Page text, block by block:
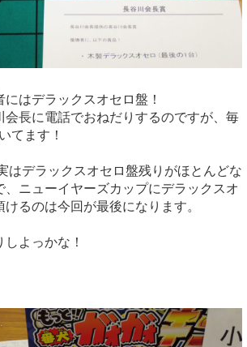
はデラックスオセロ盤！
会長に電話でおねだりするのですが、毎
てます！
はデラックスオセロ盤残りがほとんどな
、ニューイヤーズカップにデラックスオ
るのは今回が最後になります。
よっかな！